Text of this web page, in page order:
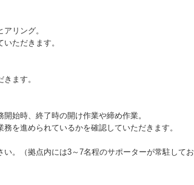
リング。
ただきます。
ます。
始時、終了時の開け作業や締め作業。
を進められているかを確認していただきます。
。（拠点内には3～7名程のサポーターが常駐してお